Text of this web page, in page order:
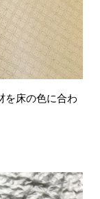
を床の色に合わ